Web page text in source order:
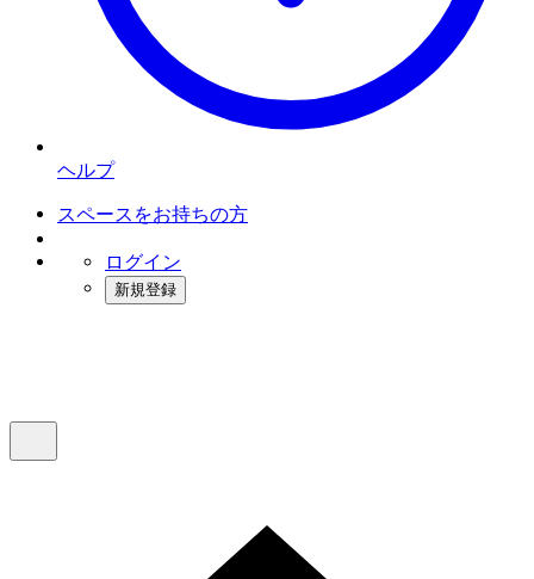
ヘルプ
スペースをお持ちの方
ログイン
新規登録